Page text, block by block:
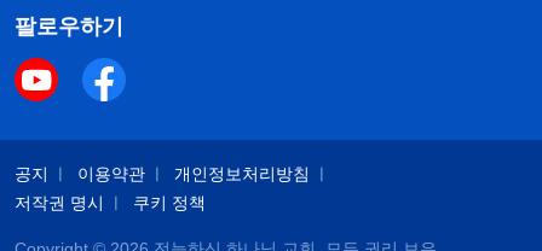
팔로우하기
공지 이용약관
개인정보처리방침
저작권 명시
쿠키 정책